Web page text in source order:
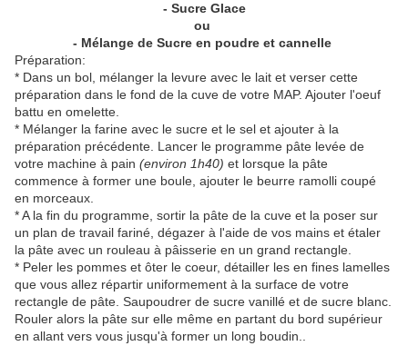
- Sucre Glace
ou
- Mélange de Sucre en poudre et cannelle
Préparation:
* Dans un bol, mélanger la levure avec le lait et verser cette
préparation dans le fond de la cuve de votre MAP. Ajouter l'oeuf
battu en omelette.
* Mélanger la farine avec le sucre et le sel et ajouter à la
préparation précédente. Lancer le programme pâte levée de
votre machine à pain (environ 1h40) et lorsque la pâte
commence à former une boule, ajouter le beurre ramolli coupé
en morceaux.
* A la fin du programme, sortir la pâte de la cuve et la poser sur
un plan de travail fariné, dégazer à l'aide de vos mains et étaler
la pâte avec un rouleau à pâisserie en un grand rectangle.
* Peler les pommes et ôter le coeur, détailler les en fines lamelles
que vous allez répartir uniformement à la surface de votre
rectangle de pâte. Saupoudrer de sucre vanillé et de sucre blanc.
Rouler alors la pâte sur elle même en partant du bord supérieur
en allant vers vous jusqu'à former un long boudin..